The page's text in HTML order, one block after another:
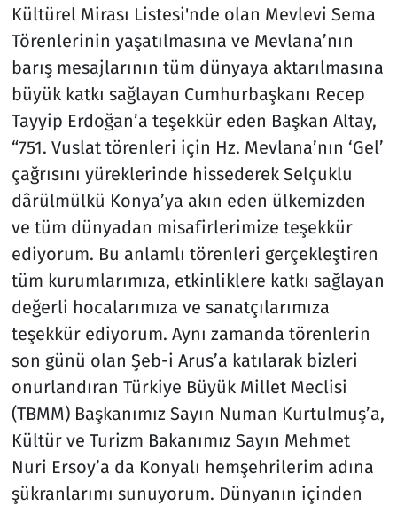
Kültürel Mirası Listesi'nde olan Mevlevi Sema
Törenlerinin yaşatılmasına ve Mevlana’nın
barış mesajlarının tüm dünyaya aktarılmasına
büyük katkı sağlayan Cumhurbaşkanı Recep
Tayyip Erdoğan’a teşekkür eden Başkan Altay,
“751. Vuslat törenleri için Hz. Mevlana’nın ‘Gel’
çağrısını yüreklerinde hissederek Selçuklu
dârülmülkü Konya’ya akın eden ülkemizden
ve tüm dünyadan misafirlerimize teşekkür
ediyorum. Bu anlamlı törenleri gerçekleştiren
tüm kurumlarımıza, etkinliklere katkı sağlayan
değerli hocalarımıza ve sanatçılarımıza
teşekkür ediyorum. Aynı zamanda törenlerin
son günü olan Şeb-i Arus’a katılarak bizleri
onurlandıran Türkiye Büyük Millet Meclisi
(TBMM) Başkanımız Sayın Numan Kurtulmuş’a,
Kültür ve Turizm Bakanımız Sayın Mehmet
Nuri Ersoy’a da Konyalı hemşehrilerim adına
şükranlarımı sunuyorum. Dünyanın içinden